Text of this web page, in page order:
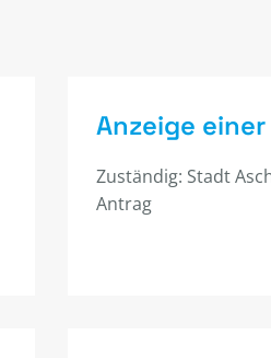
Anzeige
Zuständig: Stadt
Antrag